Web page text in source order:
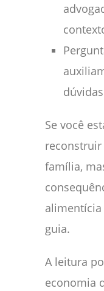
Se você
família,
guia.
A leitura
economia